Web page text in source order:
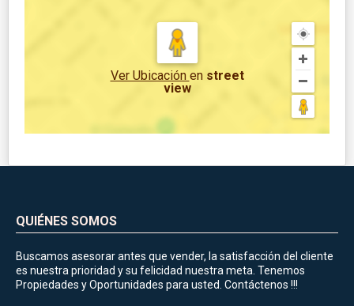
Ver Ubicación en street
view
QUIÉNES SOMOS
Buscamos asesorar antes que vender, la satisfacción del cliente
es nuestra prioridad y su felicidad nuestra meta. Tenemos
Propiedades y Oportunidades para usted. Contáctenos !!!